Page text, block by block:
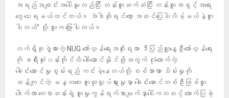
အရည်အချင်းအပေါ်မူတည်ပြီး တန်းတူဆက်ဆံပြီး တန်းတူအခွင့်အရေး
တွေ ပေးရမယ်ထင်တယ်။ အဲဒါဆိုရင်တော့ အဆင်ပြေပါလိမ့်မယ်နဲ့တူ
ပါတယ်” လို့ သူက ပြောပါတယ်။
လက်ရှိစုဖွဲ့ထားတဲ့ NUG တော်လှန်ရေးအစိုးရဟာ ဒီပြည်သူ့နွေဦးတော်လှန်ရေး
ကို ခရီးဆုံးပန်းတိုင်ထိ ခေါ်ဆောင်နိုင်ဖို့အတွက် လုံလောက်တဲ့
ခေါင်းဆောင်မှုစွမ်းရည် ကင်းမဲ့နေတယ်လို့ စစ်အာဏာ သိမ်းမှုကို
ဆန့်ကျင်တဲ့ မန္တလေး လူထုလှုပ်ရှားမှုမှာ ခေါင်းဆောင်တစ်ဦးဖြစ်သူ
ဒေါက်တာ တေဇာဆန်းရဲ့ လူမှုကွန်ရက်စာမျက်နှာပေါ်ကတဆင့် ထောက်ပြခဲ့